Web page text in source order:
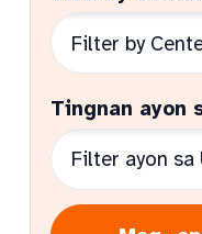
Tingnan ayon